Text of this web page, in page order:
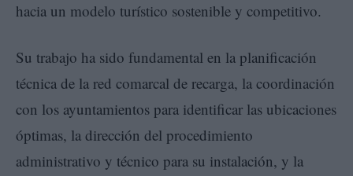
hacia un modelo turístico sostenible y competitivo.
Su trabajo ha sido fundamental en la planificación
técnica de la red comarcal de recarga, la coordinación
con los ayuntamientos para identificar las ubicaciones
óptimas, la dirección del procedimiento
administrativo y técnico para su instalación, y la